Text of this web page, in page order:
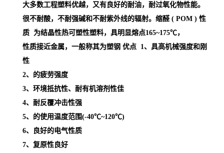
大多数工程塑料优越，又有良好的耐油，耐过氧化物性能。
很不耐酸，不耐强碱和不耐紫外线的辐射。缩醛 ( POM ) 性
质 为结晶性热可塑性塑料，具明显熔点165~175℃，
性质接近金属，一般称其为塑钢 优点 1、具高机械强度和刚
性
2、的疲劳强度
3、环境抵抗性、耐有机溶剂性佳
4、耐反覆冲击性强
5、的使用温度范围(-40℃~120℃)
6、良好的电气性质
7、复原性良好